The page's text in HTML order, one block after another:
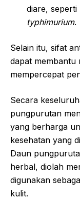
diare, seperti
typhimurium.
Selain itu, sifat
dapat membantu
mempercepat
Secara
pungpurutan
yang berharga
kesehatan yang
Daun
herbal, diolah
digunakan
kulit.